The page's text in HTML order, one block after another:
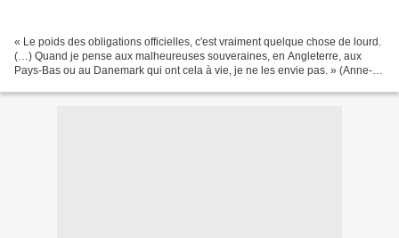
« Le poids des obligations officielles, c'est vraiment quelque chose de lourd.
(…) Quand je pense aux malheureuses souveraines, en Angleterre, aux
Pays-Bas ou au Danemark qui ont cela à vie, je ne les envie pas. » (Anne-